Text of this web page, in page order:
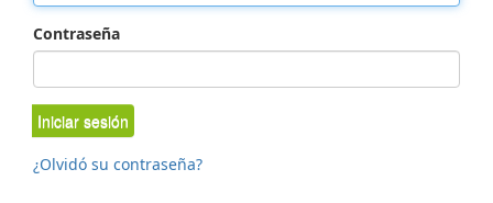
Contraseña
Iniciar sesión
¿Olvidó su contraseña?